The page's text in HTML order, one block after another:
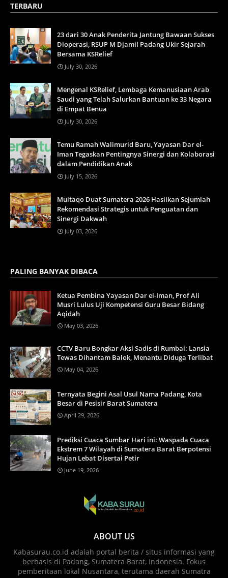
TERBARU
23 dari 30 Anak Penderita Jantung Bawaan Sukses
Dioperasi, RSUP M Djamil Padang Ukir Sejarah
Bersama KSRelief
July 30, 2026
Mengenal KSRelief, Lembaga Kemanusiaan Arab
Saudi yang Telah Salurkan Bantuan ke 33 Negara
di Empat Benua
July 30, 2026
Temu Ramah Walimurid Baru, Yayasan Dar el-
Iman Tegaskan Pentingnya Sinergi dan Kolaborasi
dalam Pendidikan Anak
July 15, 2026
Multaqo Duat Sumatera 2026 Hasilkan Sejumlah
Rekomendasi Strategis untuk Penguatan dan
Sinergi Dakwah
July 03, 2026
PALING BANYAK DIBACA
Ketua Pembina Yayasan Dar el-Iman, Prof Ali
Musri Lulus Uji Kompetensi Guru Besar Bidang
Aqidah
May 03, 2026
CCTV Baru Bongkar Aksi Sadis di Rumbai: Lansia
Tewas Dihantam Balok, Menantu Diduga Terlibat
May 04, 2026
Ternyata Begini Asal Usul Nama Padang, Kota
Besar di Pesisir Barat Sumatera
April 29, 2026
Prediksi Cuaca Sumbar Hari ini: Waspada Cuaca
Ekstrem 7 Wilayah di Sumatera Barat Berpotensi
Hujan Lebat Disertai Petir
June 19, 2026
ABOUT US
Kabasurau.co.id adalah portal berita / situs informasi yang
berbasis di Padang, Sumatera Barat, Indonesia. Fokus
pemberitaan lokal Nusantara, terutama daerah Sumatra